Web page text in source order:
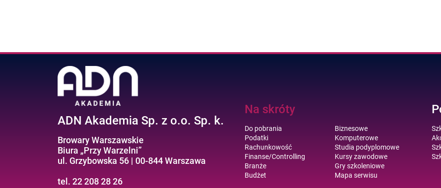
ADN Akademia Sp. z o.o. Sp. k.
Browary Warszawskie
Biura „Przy Warzelni”
ul. Grzybowska 56 | 00-844 Warszawa
tel. 22 208 28 26
Na skróty
Do pobrania
Podatki
Rachunkowość
Finanse/Controlling
Branże
Budżet
Biznesowe
Komputerowe
Studia podyplomowe
Kursy zawodowe
Gry szkoleniowe
Mapa serwisu